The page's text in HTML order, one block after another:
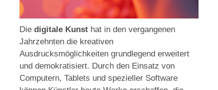
Die digitale Kunst hat in den vergangenen
Jahrzehnten die kreativen
Ausdrucksmöglichkeiten grundlegend erweitert
und demokratisiert. Durch den Einsatz von
Computern, Tablets und spezieller Software